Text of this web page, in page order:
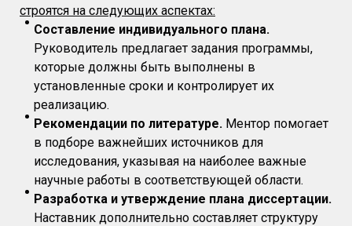
строятся на следующих аспектах:
Составление индивидуального плана.
Руководитель предлагает задания программы,
которые должны быть выполнены в
установленные сроки и контролирует их
реализацию.
Рекомендации по литературе. Ментор помогает
в подборе важнейших источников для
исследования, указывая на наиболее важные
научные работы в соответствующей области.
Разработка и утверждение плана диссертации.
Наставник дополнительно составляет структуру